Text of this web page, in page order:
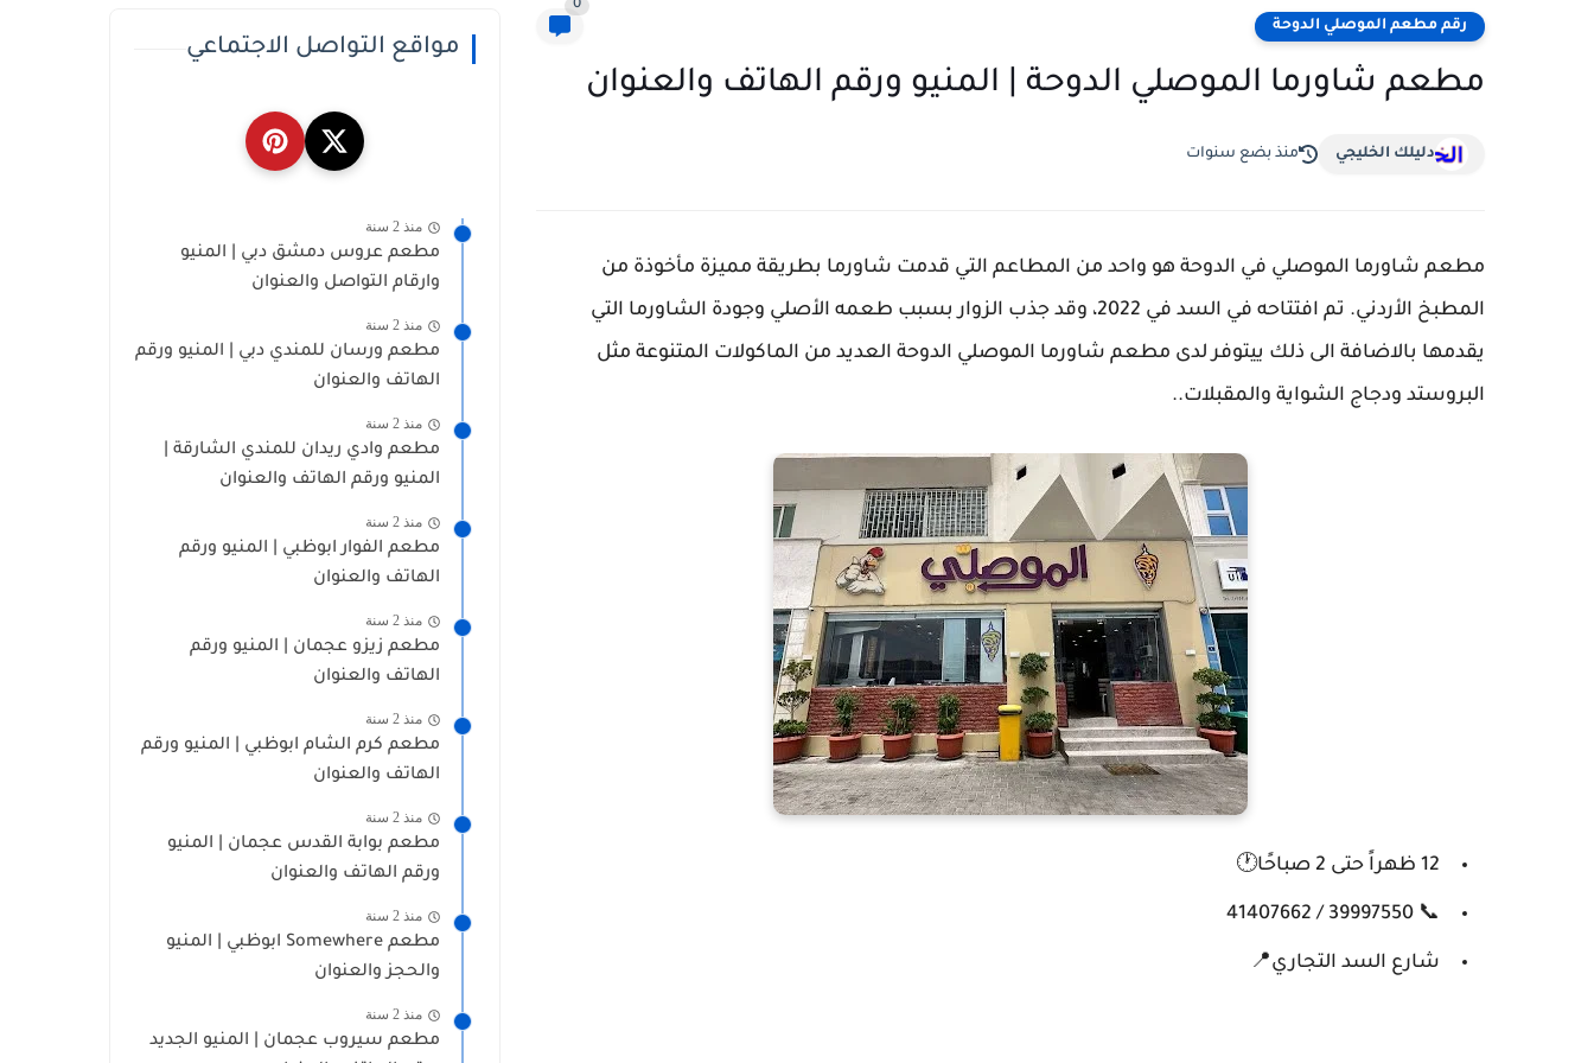
رقم مطعم الموصلي الدوحة
0
مطعم شاورما الموصلي الدوحة | المنيو ورقم الهاتف والعنوان
دليلك الخليجي منذ بضع سنوات
مطعم شاورما الموصلي في الدوحة هو واحد من المطاعم التي قدمت شاورما بطريقة مميزة مأخوذة من
المطبخ الأردني. تم افتتاحه في السد في 2022، وقد جذب الزوار بسبب طعمه الأصلي وجودة الشاورما التي
يقدمها بالاضافة الى ذلك ييتوفر لدى مطعم شاورما الموصلي الدوحة العديد من الماكولات المتنوعة مثل
البروستد ودجاج الشواية والمقبلات..
12 ظهراً حتى 2 صباحًا🕐
📞 39997550 / 41407662
شارع السد التجاري📍
مواقع التواصل الاجتماعي
منذ 2 سنة
مطعم عروس دمشق دبي | المنيو
وارقام التواصل والعنوان
منذ 2 سنة
مطعم ورسان للمندي دبي | المنيو ورقم
الهاتف والعنوان
منذ 2 سنة
مطعم وادي ريدان للمندي الشارقة |
المنيو ورقم الهاتف والعنوان
منذ 2 سنة
مطعم الفوار ابوظبي | المنيو ورقم
الهاتف والعنوان
منذ 2 سنة
مطعم زيزو عجمان | المنيو ورقم
الهاتف والعنوان
منذ 2 سنة
مطعم كرم الشام ابوظبي | المنيو ورقم
الهاتف والعنوان
منذ 2 سنة
مطعم بوابة القدس عجمان | المنيو
ورقم الهاتف والعنوان
منذ 2 سنة
مطعم Somewhere ابوظبي | المنيو
والحجز والعنوان
منذ 2 سنة
مطعم سيروب عجمان | المنيو الجديد